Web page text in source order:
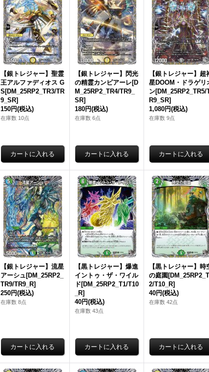
【銀トレジャー】聖霊
王アルファディオス G
S[DM_25RP2_TR3/TR
9_SR]
150円(税込)
在庫数 10点
【銀トレジャー】閃光
の精霊カンビアーレ[D
M_25RP2_TR4/TR9_
SR]
180円(税込)
在庫数 6点
【銀トレジャー】超
星DOOM・ドラゲリ
ン[DM_25RP2_TR5/
R9_SR]
1,080円(税込)
在庫数 9点
【銀トレジャー】流星
アーシュ[DM_25RP2_
TR9/TR9_R]
250円(税込)
在庫数 8点
【黒トレジャー】爆進
イントゥ・ザ・ワイル
ド[DM_25RP2_T1/T10
_R]
40円(税込)
在庫数 43点
【黒トレジャー】時
の庭園[DM_25RP2_T
2/T10_R]
40円(税込)
在庫数 42点